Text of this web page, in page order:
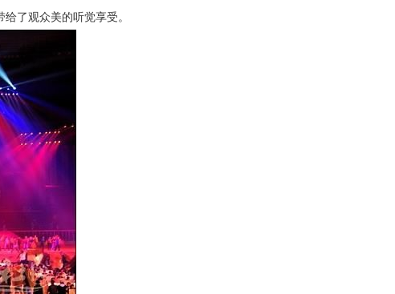
了观众美的听觉享受。